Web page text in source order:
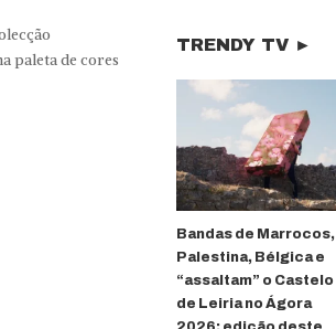
paleta de cores
TRENDY TV ►
Bandas de Marrocos,
Palestina, Bélgica e
“assaltam” o Castelo
de Leiria no Ágora